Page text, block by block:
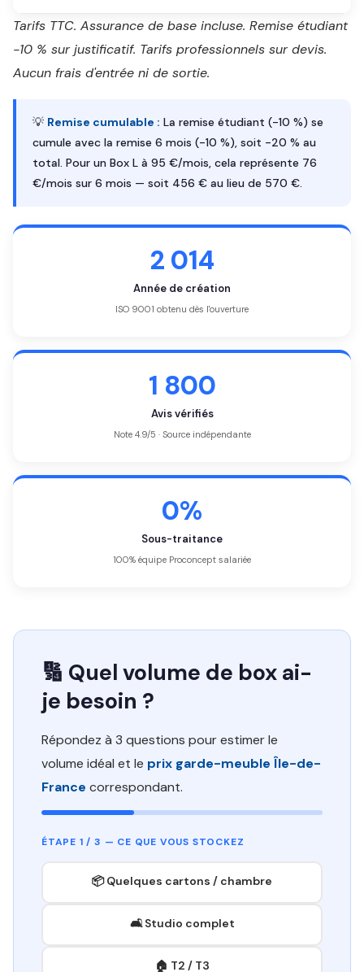
Tarifs TTC. Assurance de base incluse. Remise étudiant
-10 % sur justificatif. Tarifs professionnels sur devis.
Aucun frais d'entrée ni de sortie.
💡 Remise cumulable : La remise étudiant (-10 %) se
cumule avec la remise 6 mois (-10 %), soit -20 % au
total. Pour un Box L à 95 €/mois, cela représente 76
€/mois sur 6 mois — soit 456 € au lieu de 570 €.
2 014
Année de création
ISO 9001 obtenu dès l'ouverture
1 800
Avis vérifiés
Note 4.9/5 · Source indépendante
0%
Sous-traitance
100% équipe Proconcept salariée
🔢 Quel volume de box ai-
je besoin ?
Répondez à 3 questions pour estimer le
volume idéal et le prix garde-meuble Île-de-
France correspondant.
ÉTAPE 1 / 3 — CE QUE VOUS STOCKEZ
📦 Quelques cartons / chambre
🛋️ Studio complet
🏠 T2 / T3